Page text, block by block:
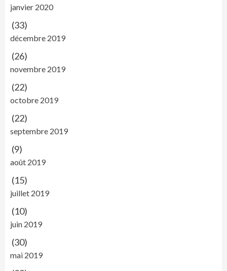
janvier 2020
(33)
décembre 2019
(26)
novembre 2019
(22)
octobre 2019
(22)
septembre 2019
(9)
août 2019
(15)
juillet 2019
(10)
juin 2019
(30)
mai 2019